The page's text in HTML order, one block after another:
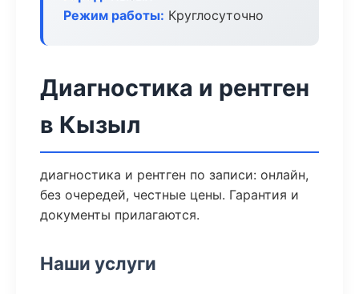
Режим работы: Круглосуточно
Диагностика и рентген
в Кызыл
диагностика и рентген по записи: онлайн,
без очередей, честные цены. Гарантия и
документы прилагаются.
Наши услуги